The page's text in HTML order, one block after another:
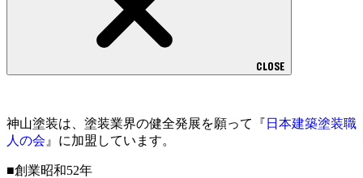
CLOSE
神山塗装は、塗装業界の健全発展を願って『 日本建築塗装職
人の会 』に加盟しています。
■創業昭和52年